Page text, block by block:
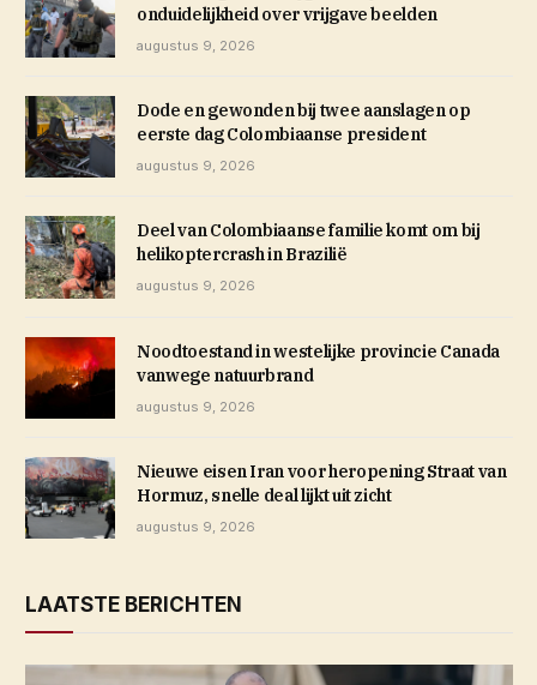
onduidelijkheid over vrijgave beelden
augustus 9, 2026
Dode en gewonden bij twee aanslagen op
eerste dag Colombiaanse president
augustus 9, 2026
Deel van Colombiaanse familie komt om bij
helikoptercrash in Brazilië
augustus 9, 2026
Noodtoestand in westelijke provincie Canada
vanwege natuurbrand
augustus 9, 2026
Nieuwe eisen Iran voor heropening Straat van
Hormuz, snelle deal lijkt uit zicht
augustus 9, 2026
LAATSTE BERICHTEN